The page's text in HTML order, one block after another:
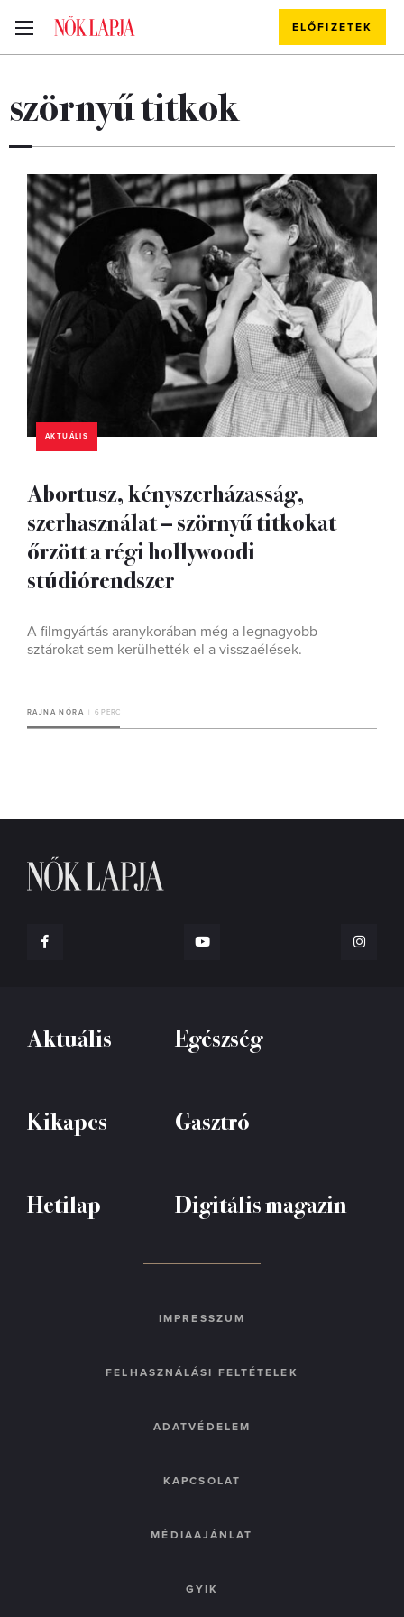
ELŐFIZETEK
szörnyű titkok
AKTUÁLIS
Abortusz, kényszerházasság,
szerhasználat – szörnyű titkokat
őrzött a régi hollywoodi
stúdiórendszer
A filmgyártás aranykorában még a legnagyobb
sztárokat sem kerülhették el a visszaélések.
RAJNA NÓRA 6 PERC
Aktuális Egészség
Kikapcs Gasztró
Hetilap Digitális magazin
IMPRESSZUM
FELHASZNÁLÁSI FELTÉTELEK
ADATVÉDELEM
KAPCSOLAT
MÉDIAAJÁNLAT
GYIK